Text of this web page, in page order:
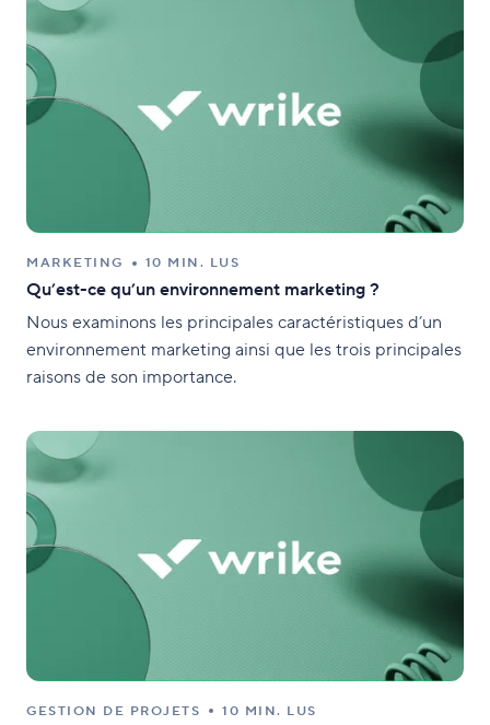
MARKETING 10 MIN. LUS
Qu’est-ce qu’un environnement marketing ?
Nous examinons les principales caractéristiques d’un
environnement marketing ainsi que les trois principales
raisons de son importance.
GESTION DE PROJETS 10 MIN. LUS